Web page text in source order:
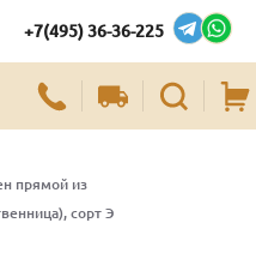
+7(495) 36-36-225
прямой из
сорт Э